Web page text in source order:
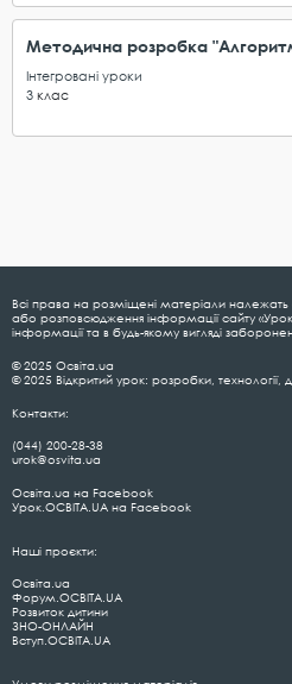
Методична розробка
Інтегровані уроки
3 клас
Всі права на розміщені матеріали
або розповсюдження інформації сайту
інформації та в будь-якому вигляді
© 2025 Освіта.ua
© 2025 Відкритий урок: розробки, технології,
Контакти:
(044) 200-28-38
urok@osvita.ua
Освіта.ua на Facebook
Урок.ОСВІТА.UA на Facebook
Наші проєкти:
Освіта.ua
Форум.ОСВІТА.UA
Розвиток дитини
ЗНО-ОНЛАЙН
Вступ.ОСВІТА.UA